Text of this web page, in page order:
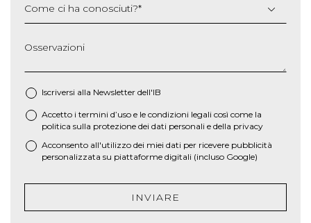
Come ci ha conosciuti?*
Osservazioni
Iscriversi alla Newsletter dell'IB
* Accetto i termini d’uso e le condizioni legali così come la
politica sulla protezione dei dati personali e della privacy
Acconsento all'utilizzo dei miei dati per ricevere pubblicità
personalizzata su piattaforme digitali (incluso Google)
INVIARE